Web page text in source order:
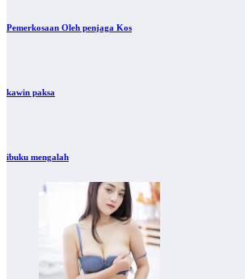
Pemerkosaan Oleh penjaga Kos
kawin paksa
ibuku mengalah